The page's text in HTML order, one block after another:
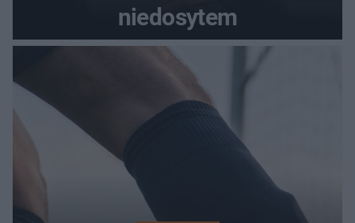
niedosytem